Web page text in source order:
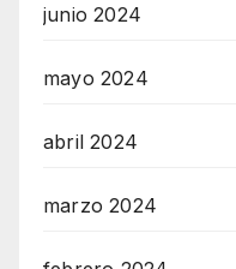
junio 2024
mayo 2024
abril 2024
marzo 2024